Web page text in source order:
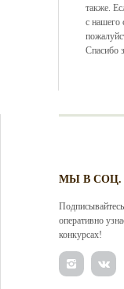
также.
с нашего
Спасибо
МЫ В СОЦ.
оперативно
конкурсах!